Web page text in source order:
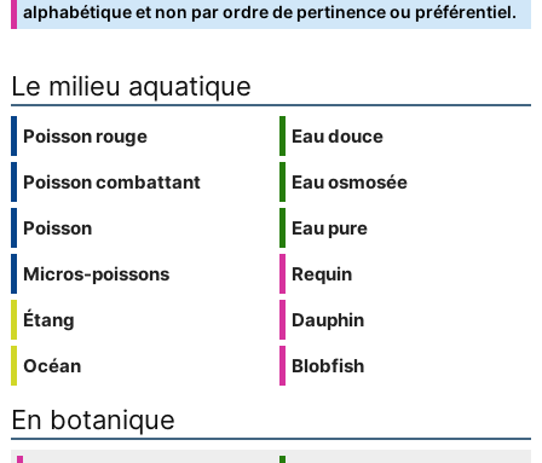
alphabétique et non par ordre de pertinence ou préférentiel.
Le milieu aquatique
Poisson rouge
Poisson combattant
Poisson
Micros-poissons
Étang
Océan
Eau douce
Eau osmosée
Eau pure
Requin
Dauphin
Blobfish
En botanique